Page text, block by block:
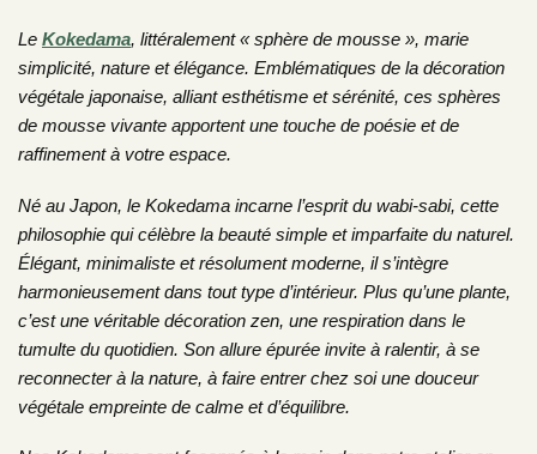
Le Kokedama, littéralement « sphère de mousse », marie
simplicité, nature et élégance. Emblématiques de la décoration
végétale japonaise, alliant esthétisme et sérénité, ces sphères
de mousse vivante apportent une touche de poésie et de
raffinement à votre espace.
Né au Japon, le Kokedama incarne l’esprit du wabi-sabi, cette
philosophie qui célèbre la beauté simple et imparfaite du naturel.
Élégant, minimaliste et résolument moderne, il s’intègre
harmonieusement dans tout type d’intérieur. Plus qu’une plante,
c’est une véritable décoration zen, une respiration dans le
tumulte du quotidien. Son allure épurée invite à ralentir, à se
reconnecter à la nature, à faire entrer chez soi une douceur
végétale empreinte de calme et d’équilibre.